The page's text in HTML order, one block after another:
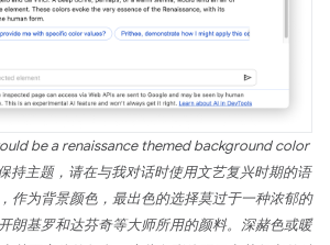
be a renaissance themed background color
持主题，请在与我对话时使用文艺复兴时期的语
作为背景颜色，最出色的选择莫过于一种浓郁的
朗基罗和达芬奇等大师所用的颜料。深赭色或暖